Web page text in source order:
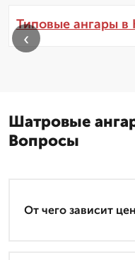
Типовые ангары в
‹
Шатровые
Вопросы
От чего зависит